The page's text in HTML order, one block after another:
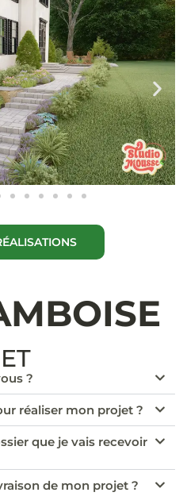
?
réaliser mon projet ?
que je vais recevoir
de mon projet ?